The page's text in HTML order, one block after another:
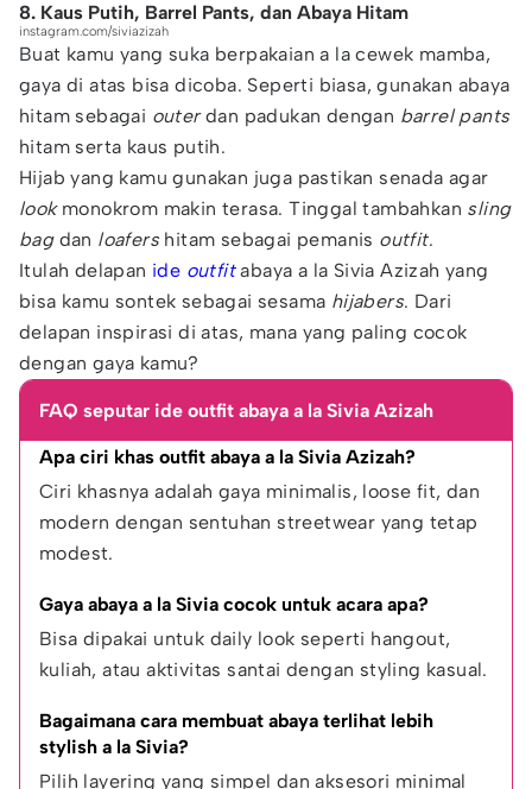
8. Kaus Putih, Barrel Pants, dan Abaya Hitam
instagram.com/siviazizah
Buat kamu yang suka berpakaian a la cewek mamba,
gaya di atas bisa dicoba. Seperti biasa, gunakan abaya
hitam sebagai outerdan padukan dengan barrel pants
hitam serta kaus putih.
Hijab yang kamu gunakan juga pastikan senada agar
look monokrom makin terasa. Tinggal tambahkan sling
bag dan loafers hitam sebagai pemanis outfit.
Itulah delapan ide outfitabaya a la Sivia Azizah yang
bisa kamu sontek sebagai sesama hijabers. Dari
delapan inspirasi di atas, mana yang paling cocok
dengan gaya kamu?
FAQ seputar ide outfit abaya a la Sivia Azizah
Apa ciri khas outfit abaya a la Sivia Azizah?
Ciri khasnya adalah gaya minimalis, loose fit, dan
modern dengan sentuhan streetwear yang tetap
modest.
Gaya abaya a la Sivia cocok untuk acara apa?
Bisa dipakai untuk daily look seperti hangout,
kuliah, atau aktivitas santai dengan styling kasual.
Bagaimana cara membuat abaya terlihat lebih
stylish a la Sivia?
Pilih layering yang simpel dan aksesori minimal